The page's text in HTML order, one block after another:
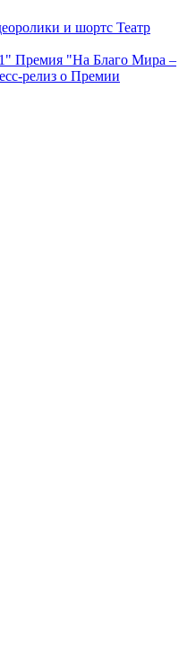
и шортс Театр
Премия "На Благо Мира –
релиз о Премии